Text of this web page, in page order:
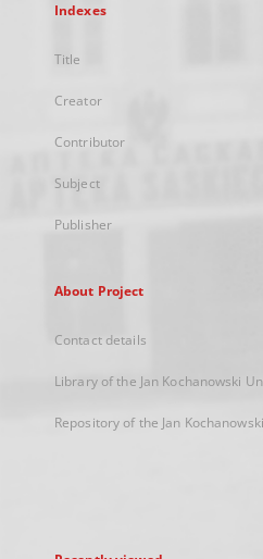
Indexes
Title
Creator
Contributor
Subject
Publisher
About Project
Contact details
Library of the Jan Kochanowski
Repository of the Jan